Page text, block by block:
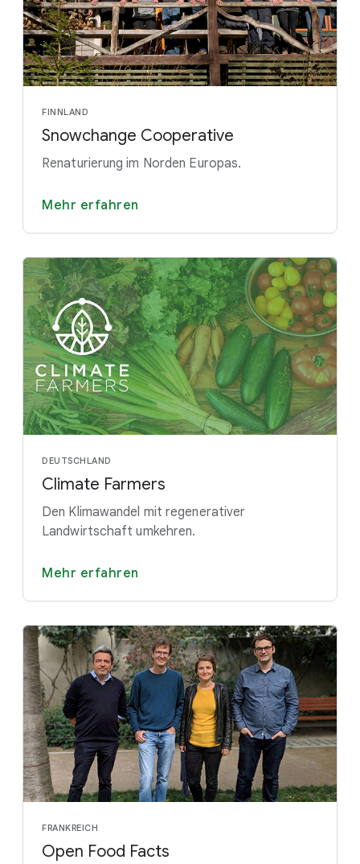
FINNLAND
Snowchange Cooperative
Renaturierung im Norden Europas.
Mehr erfahren
DEUTSCHLAND
Climate Farmers
Den Klimawandel mit regenerativer
Landwirtschaft umkehren.
Mehr erfahren
FRANKREICH
Open Food Facts